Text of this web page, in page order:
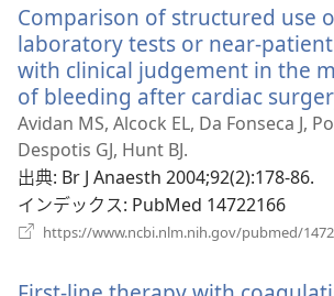
Comparison of structured use
laboratory tests or near-
with clinical judgement in the
of bleeding after cardiac
Avidan MS, Alcock EL, Da Fonseca J,
Despotis GJ, Hunt BJ.
出典‎: Br J Anaesth 2004;92(2):178-86.
インデックス‎: PubMed 14722166
https://www.ncbi.nlm.nih.gov/pubmed/